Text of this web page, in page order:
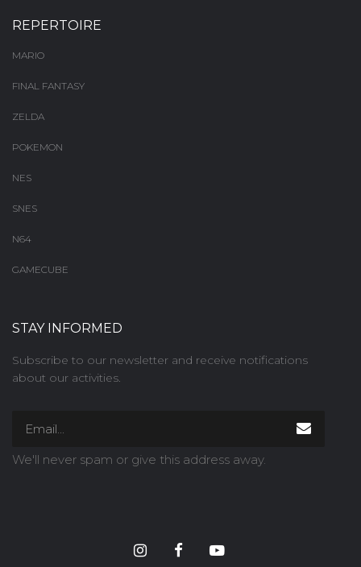
REPERTOIRE
MARIO
FINAL FANTASY
ZELDA
POKEMON
NES
SNES
N64
GAMECUBE
STAY INFORMED
Subscribe to our newsletter and receive notifications
about our activities.
We'll never spam or give this address away.